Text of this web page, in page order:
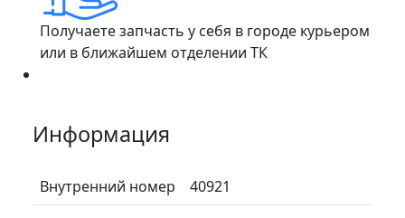
Получаете запчасть у себя в городе курьером
или в ближайшем отделении ТК
Информация
Внутренний номер
40921